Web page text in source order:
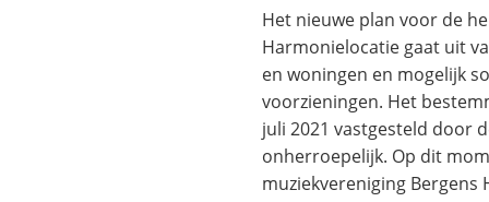
Het nieuwe plan voor de
Harmonielocatie gaat uit
en woningen en mogelijk
voorzieningen. Het
juli 2021 vastgesteld door
onherroepelijk. Op dit
muziekvereniging Bergens